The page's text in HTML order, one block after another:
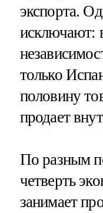
экспорта.
исключают:
только
половину
продает
По разным
четверть
занимает